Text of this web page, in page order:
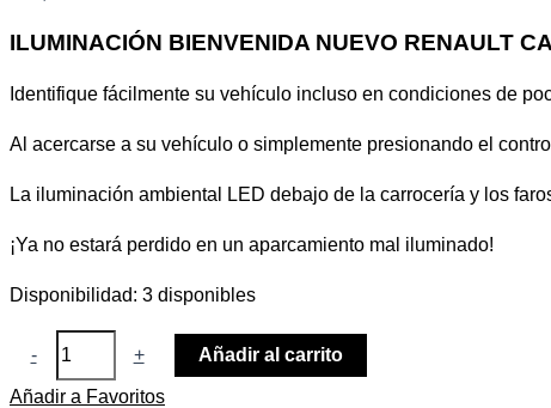
ILUMINACIÓN BIENVENIDA NUEVO RENAULT
Identifique fácilmente su vehículo incluso en condiciones de
Al acercarse a su vehículo o simplemente presionando el
La iluminación ambiental LED debajo de la carrocería y los
¡Ya no estará perdido en un aparcamiento mal iluminado!
Disponibilidad: 3 disponibles
- + Añadir al carrito
Añadir a Favoritos